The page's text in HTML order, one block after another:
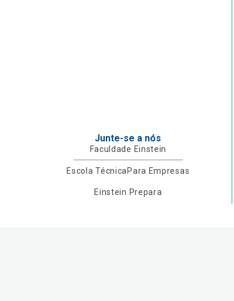
Junte-se a nós
Faculdade Einstein
Escola Técnica Para Empresas
Einstein Prepara